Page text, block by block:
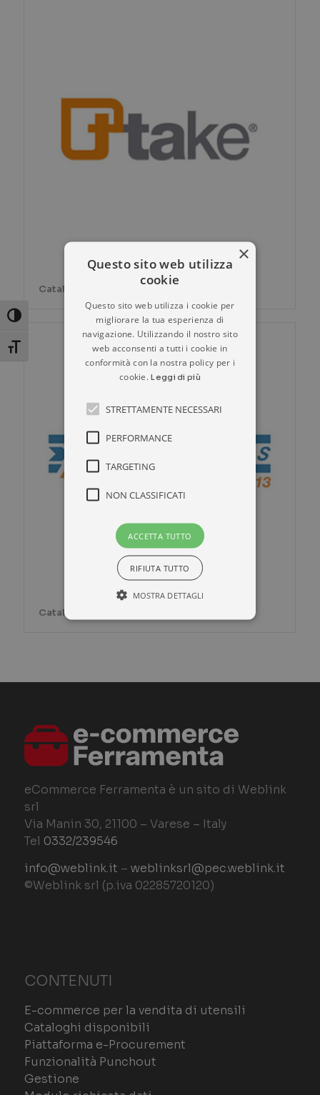
Attiva/disattiva alto contrasto
Attiva/disattiva dimensione testo
Catalogo prodotti TTAKE
Catalogo prodotti ABC Tools
eCommerce Ferramenta è un sito di Weblink
srl
Via Manin 30, 21100 – Varese – Italy
Tel 0332/239546
info@weblink.it – weblinksrl@pec.weblink.it
©Weblink srl (p.iva 02285720120)
CONTENUTI
E-commerce per la vendita di utensili
Cataloghi disponibili
Piattaforma e-Procurement
Funzionalità Punchout
Gestione
×
Questo sito web utilizza
cookie
Questo sito web utilizza i cookie per
migliorare la tua esperienza di
navigazione. Utilizzando il nostro sito
web acconsenti a tutti i cookie in
conformità con la nostra policy per i
cookie.Leggi di più
STRETTAMENTE NECESSARI
PERFORMANCE
TARGETING
NON CLASSIFICATI
ACCETTA TUTTO
RIFIUTA TUTTO
MOSTRA DETTAGLI
consentono le funzionalità principali
del sito web come l'accesso dell'utente
e la gestione dell'account. Il sito web
non può essere utilizzato correttamente
PROVIDER /
CookieScriptConsent CookieScript